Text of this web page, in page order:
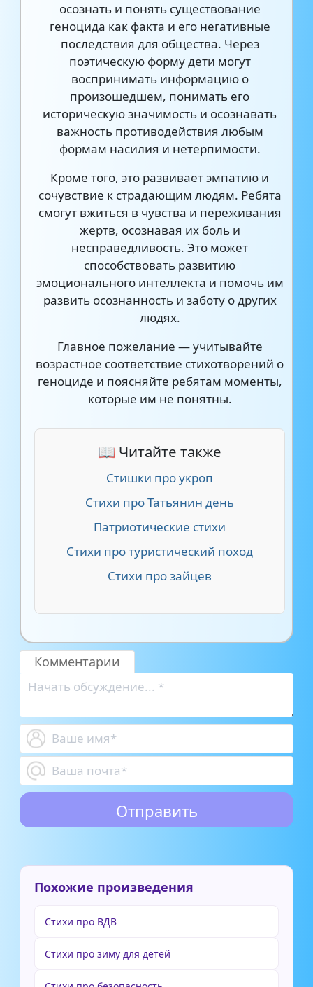
осознать и понять существование
геноцида как факта и его негативные
последствия для общества. Через
поэтическую форму дети могут
воспринимать информацию о
произошедшем, понимать его
историческую значимость и осознавать
важность противодействия любым
формам насилия и нетерпимости.
Кроме того, это развивает эмпатию и
сочувствие к страдающим людям. Ребята
смогут вжиться в чувства и переживания
жертв, осознавая их боль и
несправедливость. Это может
способствовать развитию
эмоционального интеллекта и помочь им
развить осознанность и заботу о других
людях.
Главное пожелание — учитывайте
возрастное соответствие стихотворений о
геноциде и поясняйте ребятам моменты,
которые им не понятны.
📖 Читайте также
Стишки про укроп
Стихи про Татьянин день
Патриотические стихи
Стихи про туристический поход
Стихи про зайцев
Комментарии
Похожие произведения
Стихи про ВДВ
Стихи про зиму для детей